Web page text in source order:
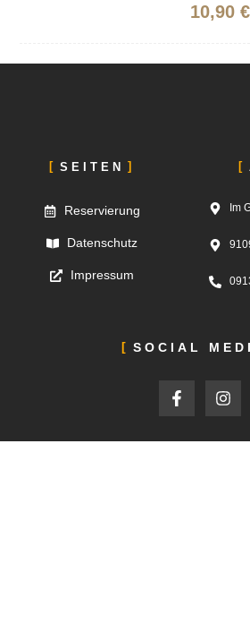
10,90 €
SEITEN
Reservierung
Datenschutz
Impressum
Im
SOCIAL